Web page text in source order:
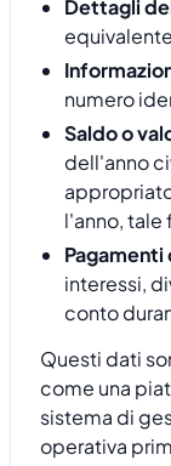
Dettagli
numero
Saldo o
dell'anno
l'anno, tale
interessi,
conto
Questi dati
come una
sistema di
operativa